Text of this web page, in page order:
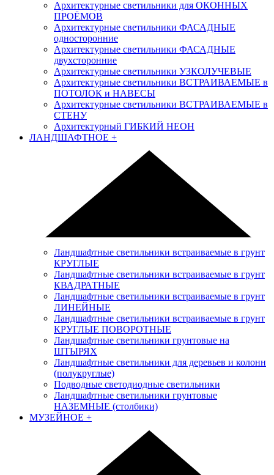
Архитектурные светильники для ОКОННЫХ
ПРОЁМОВ
Архитектурные светильники ФАСАДНЫЕ
односторонние
Архитектурные светильники ФАСАДНЫЕ
двухсторонние
Архитектурные светильники УЗКОЛУЧЕВЫЕ
Архитектурные светильники ВСТРАИВАЕМЫЕ в
ПОТОЛОК и НАВЕСЫ
Архитектурные светильники ВСТРАИВАЕМЫЕ в
СТЕНУ
Архитектурный ГИБКИЙ НЕОН
ЛАНДШАФТНОЕ +
Ландшафтные светильники встраиваемые в грунт
КРУГЛЫЕ
Ландшафтные светильники встраиваемые в грунт
КВАДРАТНЫЕ
Ландшафтные светильники встраиваемые в грунт
ЛИНЕЙНЫЕ
Ландшафтные светильники встраиваемые в грунт
КРУГЛЫЕ ПОВОРОТНЫЕ
Ландшафтные светильники грунтовые на
ШТЫРЯХ
Ландшафтные светильники для деревьев и колонн
(полукруглые)
Подводные светодиодные светильники
Ландшафтные светильники грунтовые
НАЗЕМНЫЕ (столбики)
МУЗЕЙНОЕ +